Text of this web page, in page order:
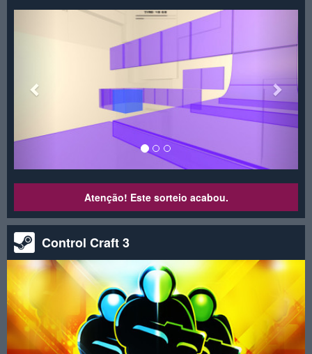
Atenção! Este sorteio acabou.
Control Craft 3